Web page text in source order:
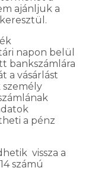
ajánljuk a
napon belül
bankszámlára
a vásárlást
személy
a pénz
vissza a
számú